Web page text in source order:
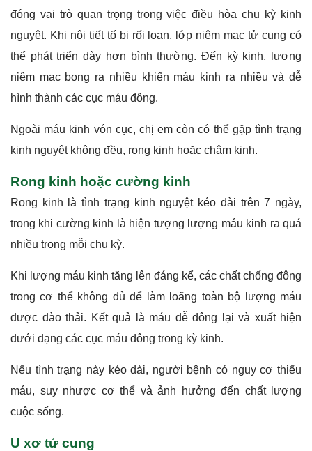
đóng vai trò quan trọng trong việc điều hòa chu kỳ kinh
nguyệt. Khi nội tiết tố bị rối loạn, lớp niêm mạc tử cung có
thể phát triển dày hơn bình thường. Đến kỳ kinh, lượng
niêm mạc bong ra nhiều khiến máu kinh ra nhiều và dễ
hình thành các cục máu đông.
Ngoài máu kinh vón cục, chị em còn có thể gặp tình trạng
kinh nguyệt không đều, rong kinh hoặc chậm kinh.
Rong kinh hoặc cường kinh
Rong kinh là tình trạng kinh nguyệt kéo dài trên 7 ngày,
trong khi cường kinh là hiện tượng lượng máu kinh ra quá
nhiều trong mỗi chu kỳ.
Khi lượng máu kinh tăng lên đáng kể, các chất chống đông
trong cơ thể không đủ để làm loãng toàn bộ lượng máu
được đào thải. Kết quả là máu dễ đông lại và xuất hiện
dưới dạng các cục máu đông trong kỳ kinh.
Nếu tình trạng này kéo dài, người bệnh có nguy cơ thiếu
máu, suy nhược cơ thể và ảnh hưởng đến chất lượng
cuộc sống.
U xơ tử cung